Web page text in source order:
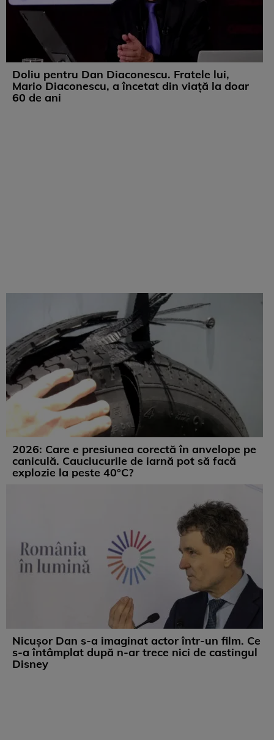
Doliu pentru Dan Diaconescu. Fratele lui,
Mario Diaconescu, a încetat din viață la doar
60 de ani
2026: Care e presiunea corectă în anvelope pe
caniculă. Cauciucurile de iarnă pot să facă
explozie la peste 40°C?
Nicușor Dan s-a imaginat actor într-un film. Ce
s-a întâmplat după n-ar trece nici de castingul
Disney